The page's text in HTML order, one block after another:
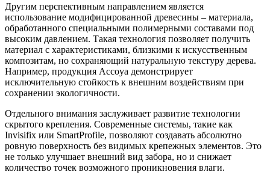
Другим перспективным направлением является
использование модифицированной древесины – материала,
обработанного специальными полимерными составами под
высоким давлением. Такая технология позволяет получить
материал с характеристиками, близкими к искусственным
композитам, но сохраняющий натуральную текстуру дерева.
Например, продукция Accoya демонстрирует
исключительную стойкость к внешним воздействиям при
сохранении экологичности.
Отдельного внимания заслуживает развитие технологии
скрытого крепления. Современные системы, такие как
Invisifix или SmartProfile, позволяют создавать абсолютно
ровную поверхность без видимых крепежных элементов. Это
не только улучшает внешний вид забора, но и снижает
количество точек возможного проникновения влаги.